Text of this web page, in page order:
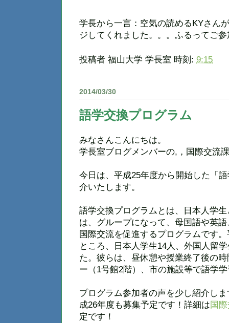
学長から一言：空気の読めるKYさん
ジしてくれました。。。ふるってご
投稿者 福山大学 学長室 時刻: 9:15
2014/03/30
語学交換プログラム
みなさんこんにちは。
学長室ブログメンバーの,，国際交流
今日は、平成25年度から開始した「
介いたします。
語学交換プログラムとは、日本人学
は、グループになって、母国語や英
国際交流を促進するプログラムです
ところ、日本人学生14人、外国人留
た。彼らは、昼休憩や授業終了後の
ー（1号館2階）、市の施設等で語学
プログラム参加者の声を少し紹介し
成26年度も募集予定です！詳細は 国
定です！